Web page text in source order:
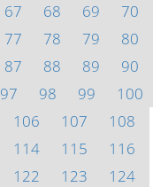
67 68 69
70
77 78 79
80
87 88 89
90
97 98 99
100
106 107
108
114 115
116
122 123
124